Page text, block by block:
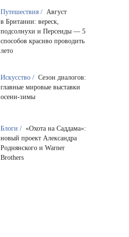
Путешествия / Август
в Британии: вереск,
подсолнухи и Персеиды — 5
способов красиво проводить
лето
Искусство / Сезон диалогов:
главные мировые выставки
осени-зимы
Блоги / «Охота на Саддама»:
новый проект Александра
Роднянского и Warner
Brothers